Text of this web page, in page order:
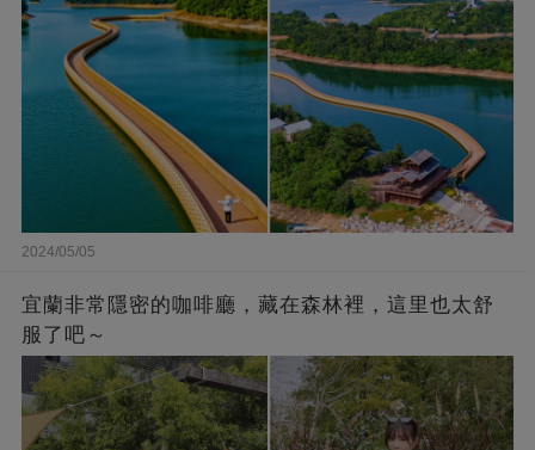
2024/05/05
宜蘭非常隱密的咖啡廳，藏在森林裡，這里也太舒
服了吧～